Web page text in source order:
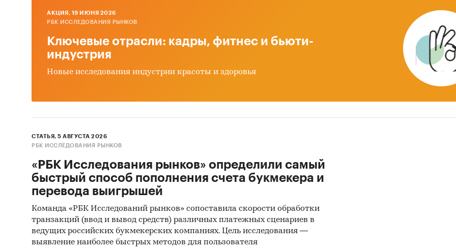
Корпусная
AКЦИЯ, 19 ИЮНЯ 2026
РБК ИССЛЕДОВАНИЯ РЫНКОВ
Ключевые отрасли: кадры, фитнес и бьюти-
индустрия
Новые исследования индустрии красоты и здоровья
СТАТЬЯ, 5 АВГУСТА 2026
РБК ИССЛЕДОВАНИЯ РЫНКОВ
«РБК Исследования рынков» определили самый
быстрый способ пополнения счета букмекера и
перевода выигрышей
Команда «РБК Исследований рынков» сопоставила скорости обработки
транзакций (ввод и вывод средств) различных платежных сценариев в
ведущих российских букмекерских компаниях. Цель исследования —
выявление наиболее быстрых методов для пользователя